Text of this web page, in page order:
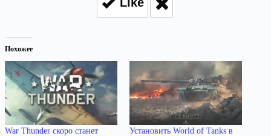
Похожее
War Thunder скоро станет
Установить World of Tanks в